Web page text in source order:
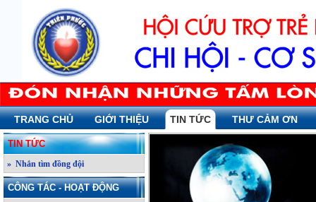
TRANG CHỦ GIỚI THIỆU TIN TỨC THƯ CẢM ƠN
TIN TỨC
» Nhắn tìm đồng đội
CÔNG TÁC - HOẠT ĐỘNG